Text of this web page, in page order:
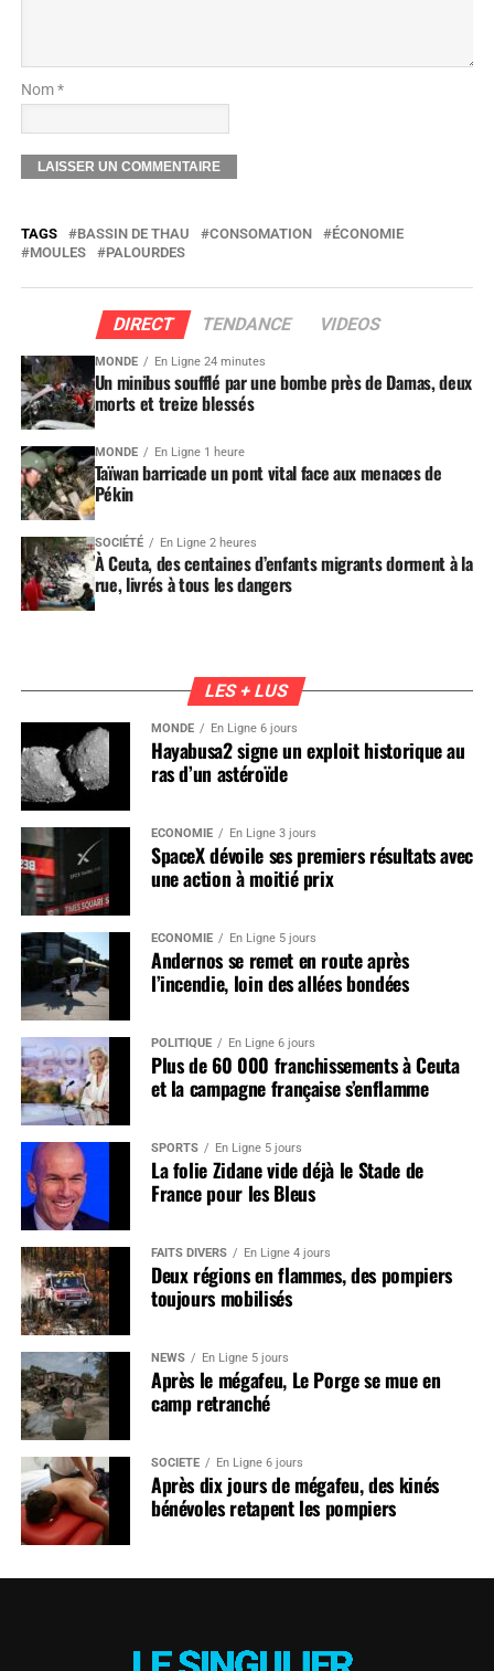
Nom *
TAGS BASSIN DE THAU CONSOMATION
ÉCONOMIE
MOULES
PALOURDES
DIRECT TENDANCE VIDEOS
MONDE En Ligne 24 minutes
Un minibus soufflé par une bombe près de Damas, deux
morts et treize blessés
MONDE En Ligne 1 heure
Taïwan barricade un pont vital face aux menaces de
Pékin
SOCIÉTÉ En Ligne 2 heures
À Ceuta, des centaines d’enfants migrants dorment à la
rue, livrés à tous les dangers
LES + LUS
MONDE En Ligne 6 jours
Hayabusa2 signe un exploit historique au
ras d’un astéroïde
ÉCONOMIE En Ligne 3 jours
SpaceX dévoile ses premiers résultats avec
une action à moitié prix
ÉCONOMIE En Ligne 5 jours
Andernos se remet en route après
l’incendie, loin des allées bondées
POLITIQUE En Ligne 6 jours
Plus de 60 000 franchissements à Ceuta
et la campagne française s’enflamme
SPORTS En Ligne 5 jours
La folie Zidane vide déjà le Stade de
France pour les Bleus
FAITS DIVERS En Ligne 4 jours
Deux régions en flammes, des pompiers
toujours mobilisés
NEWS En Ligne 5 jours
Après le mégafeu, Le Porge se mue en
camp retranché
SOCIÉTÉ En Ligne 6 jours
Après dix jours de mégafeu, des kinés
bénévoles retapent les pompiers